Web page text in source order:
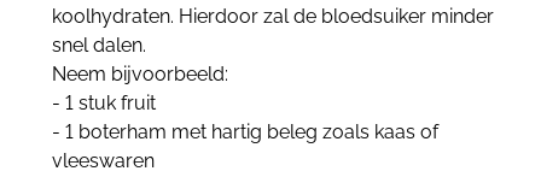
koolhydraten. Hierdoor zal de bloedsuiker minder
snel dalen.
Neem bijvoorbeeld:
- 1 stuk fruit
- 1 boterham met hartig beleg zoals kaas of
vleeswaren